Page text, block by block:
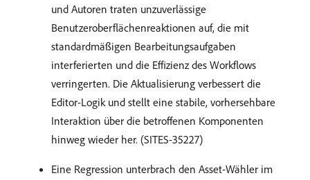
und Autoren traten unzuverlässige
Benutzeroberflächenreaktionen auf, die mit
standardmäßigen Bearbeitungsaufgaben
interferierten und die Effizienz des Workflows
verringerten. Die Aktualisierung verbessert die
Editor-Logik und stellt eine stabile, vorhersehbare
Interaktion über die betroffenen Komponenten
hinweg wieder her. (SITES-35227)
Eine Regression unterbrach den Asset-Wähler im